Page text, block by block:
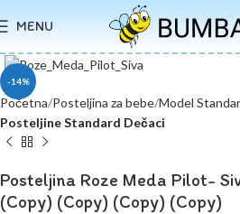
MENU
-14%
Početna Posteljina za bebe Model
Posteljine Standard Dečaci
Posteljina Roze Meda Pilot-
(Copy) (Copy) (Copy) (Copy)